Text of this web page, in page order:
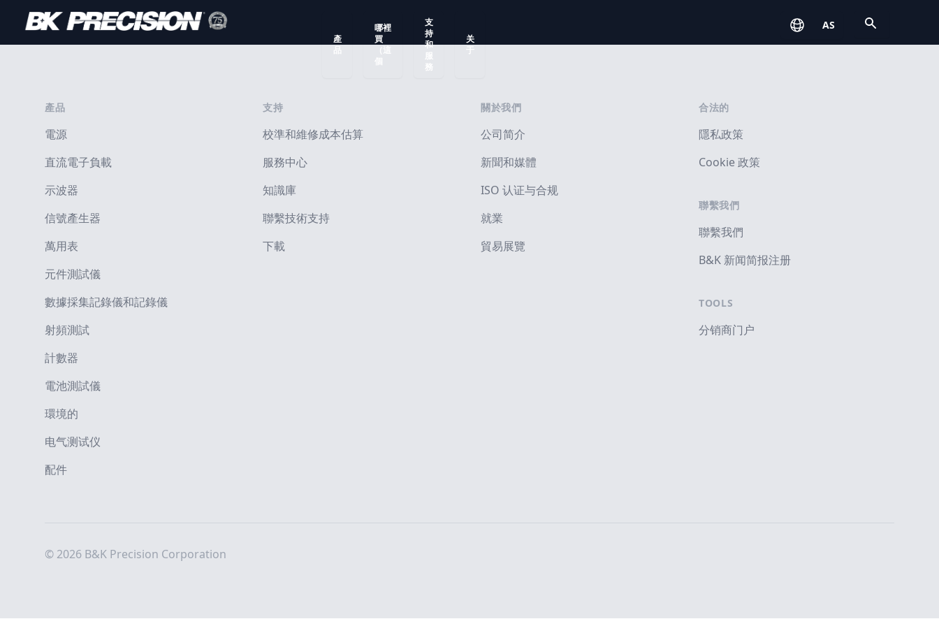
產
品
哪裡
買
（這
個
支
持
和
服
務
关
于
AS
產品
電源
直流電子負載
示波器
信號產生器
萬用表
元件測試儀
數據採集記錄儀和記錄儀
射頻測試
計數器
電池測試儀
環境的
电气测试仪
配件
支持
校準和維修成本估算
服務中心
知識庫
聯繫技術支持
下載
關於我們
公司简介
新聞和媒體
ISO 认证与合规
就業
貿易展覽
合法的
隱私政策
Cookie 政策
聯繫我們
聯繫我們
B&K 新闻简报注册
TOOLS
分销商门户
© 2026 B&K Precision Corporation